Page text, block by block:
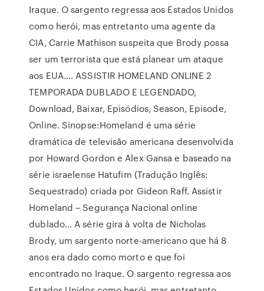
Iraque. O sargento regressa aos Estados Unidos
como herói, mas entretanto uma agente da
CIA, Carrie Mathison suspeita que Brody possa
ser um terrorista que está planear um ataque
aos EUA…. ASSISTIR HOMELAND ONLINE 2
TEMPORADA DUBLADO E LEGENDADO,
Download, Baixar, Episódios, Season, Episode,
Online. Sinopse:Homeland é uma série
dramática de televisão americana desenvolvida
por Howard Gordon e Alex Gansa e baseado na
série israelense Hatufim (Tradução Inglês:
Sequestrado) criada por Gideon Raff. Assistir
Homeland – Segurança Nacional online
dublado… A série gira à volta de Nicholas
Brody, um sargento norte-americano que há 8
anos era dado como morto e que foi
encontrado no Iraque. O sargento regressa aos